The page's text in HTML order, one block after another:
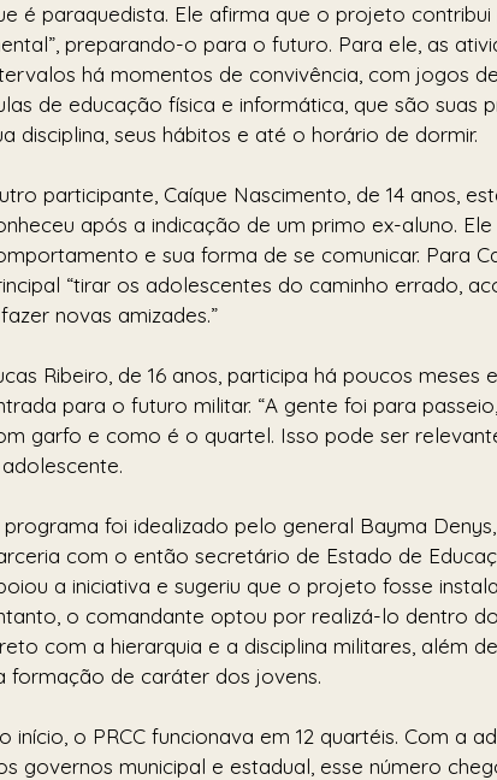
é paraquedista. Ele afirma que o projeto
preparando-o para o futuro. Para ele, as
há momentos de convivência, com jogos
de educação física e informática, que são suas
disciplina, seus hábitos e até o horário de dormir.
participante, Caíque Nascimento, de 14 anos,
após a indicação de um primo ex-aluno.
e sua forma de se comunicar. Para
“tirar os adolescentes do caminho errado,
novas amizades.”
Ribeiro, de 16 anos, participa há poucos
para o futuro militar. “A gente foi para
garfo e como é o quartel. Isso pode ser
programa foi idealizado pelo general Bayma
com o então secretário de Estado de
a iniciativa e sugeriu que o projeto fosse
o comandante optou por realizá-lo dentro
com a hierarquia e a disciplina militares, além
formação de caráter dos jovens.
início, o PRCC funcionava em 12 quartéis. Com a
governos municipal e estadual, esse número